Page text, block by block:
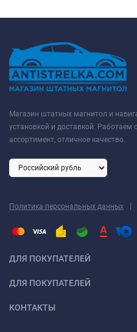
Магазин штатных магнитол и
установкой и доставкой. Работаем
ассортимент, отличное качество.
Политика персональных данных |
ДЛЯ ПОКУПАТЕЛЕЙ
ДЛЯ ПОКУПАТЕЛЕЙ
КОНТАКТЫ